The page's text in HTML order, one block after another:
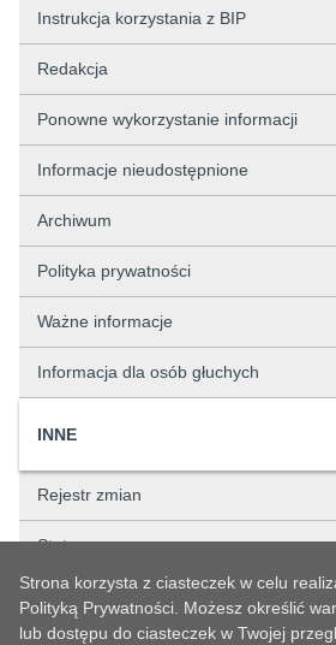
Instrukcja korzystania z BIP
Redakcja
Ponowne wykorzystanie informacji
Informacje nieudostępnione
Archiwum
Polityka prywatności
Ważne informacje
Informacja dla osób głuchych
INNE
Rejestr zmian
Status sprawy
Strona korzysta z ciasteczek w celu
Polityką Prywatności. Możesz określić
lub dostępu do ciasteczek w Twojej